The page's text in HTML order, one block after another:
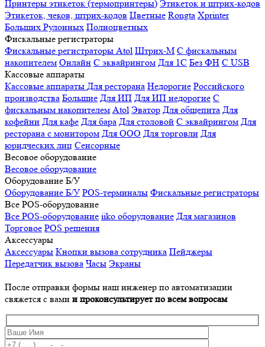
Принтеры этикеток (термопринтеры) Этикеток и штрих-кодов
Этикеток, чеков, штрих-кодов Цветные Rongta Xprinter
Больших Рулонных Полноцветных
Фискальные регистраторы
Фискальные регистраторы Atol Штрих-М С фискальным
накопителем Онлайн С эквайрингом Для 1С Без ФН С USB
Кассовые аппараты
Кассовые аппараты Для ресторана Недорогие Российского
производства Большие Для ИП Для ИП недорогие С
фискальным накопителем Atol Эватор Для общепита Для
кофейни Для кафе Для бара Для столовой С эквайрингом Для
ресторана с монитором Для ООО Для торговли Для
юридческих лиц Сенсорные
Весовое оборудование
Весовое оборудование
Оборудование Б/У
Оборудование Б/У POS-терминалы Фискальные регистраторы
Все POS-оборудование
Все POS-оборудование iiko оборудование Для магазинов
Торговое POS решения
Аксессуары
Аксессуары Кнопки вызова сотрудника Пейджеры
Передатчик вызова Часы Экраны
После отправки формы наш инженер по автоматизации
свяжется с вами и проконсультирует по всем вопросам